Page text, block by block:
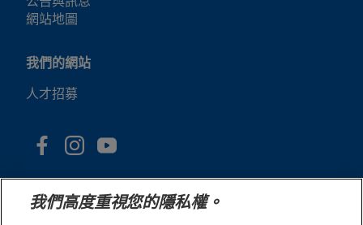
網站地圖
我們的網站
人才招募
我們高度重視您的隱私權。